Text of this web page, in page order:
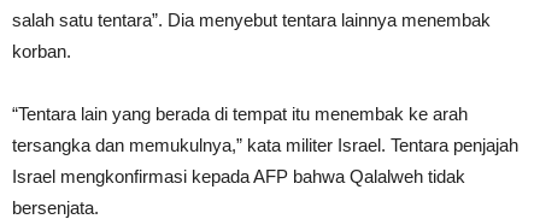
salah satu tentara”. Dia menyebut tentara lainnya menembak
korban.
“Tentara lain yang berada di tempat itu menembak ke arah
tersangka dan memukulnya,” kata militer Israel. Tentara penjajah
Israel mengkonfirmasi kepada AFP bahwa Qalalweh tidak
bersenjata.